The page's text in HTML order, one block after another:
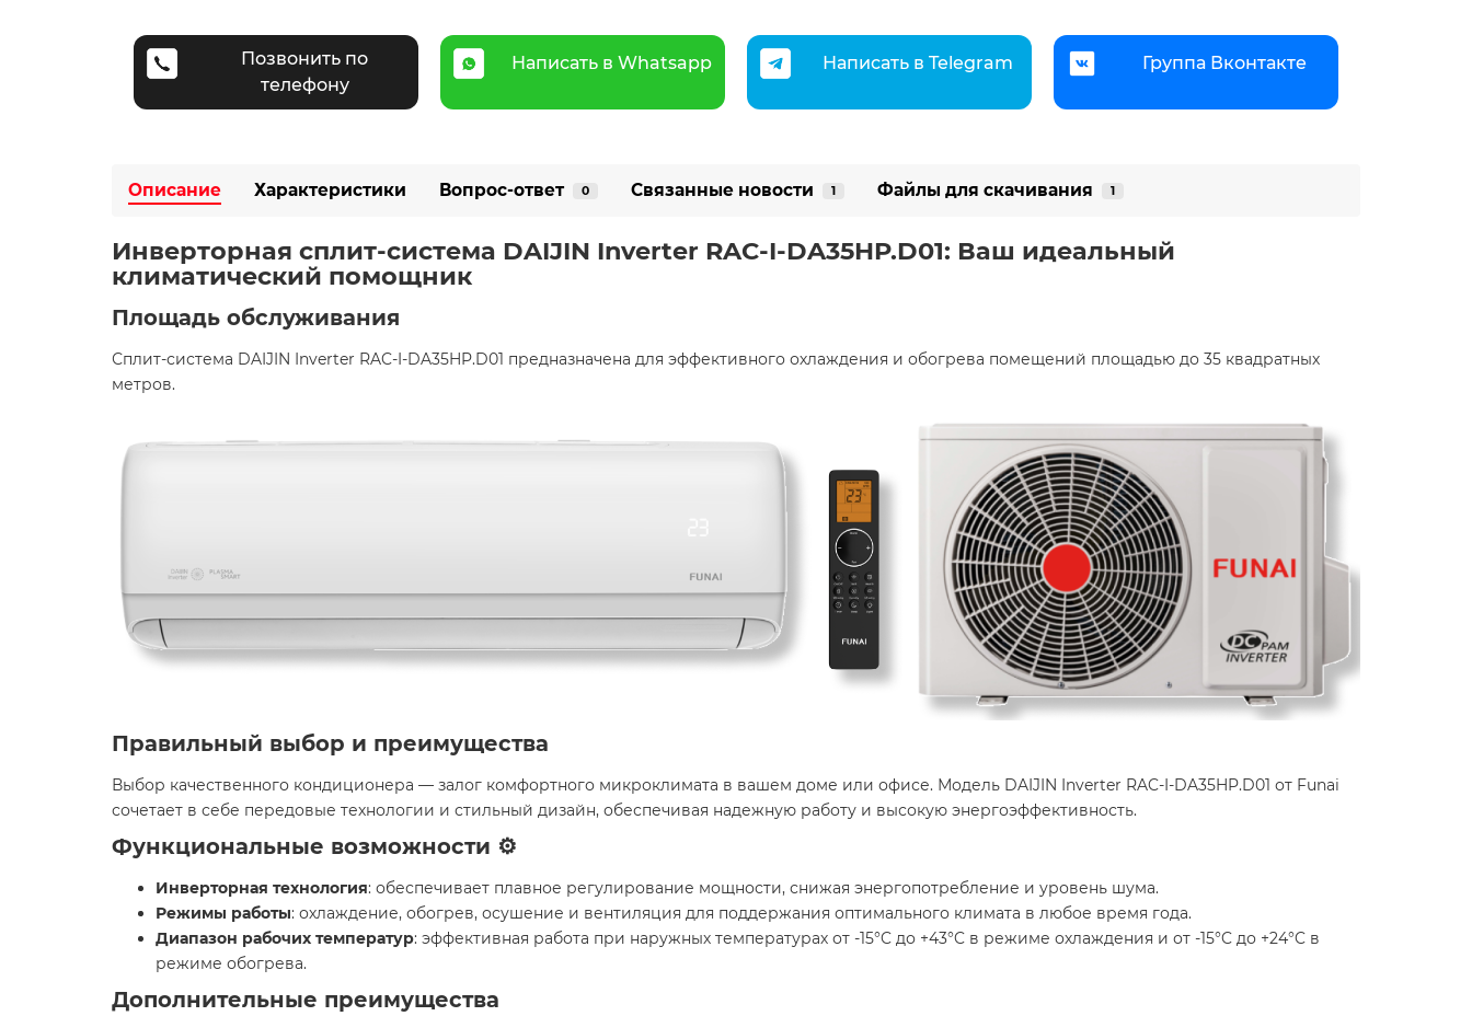
Позвонить по
телефону
Написать в Whatsapp Написать в Telegram Группа Вконтакте
Описание Характеристики Вопрос-ответ 0 Связанные новости 1 Файлы для скачивания 1
Инверторная сплит-система DAIJIN Inverter RAC-I-DA35HP.D01: Ваш идеальный
климатический помощник ️
Площадь обслуживания
Сплит-система DAIJIN Inverter RAC-I-DA35HP.D01 предназначена для эффективного охлаждения и обогрева помещений площадью до 35 квадратных
метров. ​
Правильный выбор и преимущества
Выбор качественного кондиционера — залог комфортного микроклимата в вашем доме или офисе. Модель DAIJIN Inverter RAC-I-DA35HP.D01 от Funai
сочетает в себе передовые технологии и стильный дизайн, обеспечивая надежную работу и высокую энергоэффективность.​
Функциональные возможности ⚙️
Инверторная технология: обеспечивает плавное регулирование мощности, снижая энергопотребление и уровень шума. ​
Режимы работы: охлаждение, обогрев, осушение и вентиляция для поддержания оптимального климата в любое время года.​
Диапазон рабочих температур: эффективная работа при наружных температурах от -15°C до +43°C в режиме охлаждения и от -15°C до +24°C в
режиме обогрева. ​
Дополнительные преимущества